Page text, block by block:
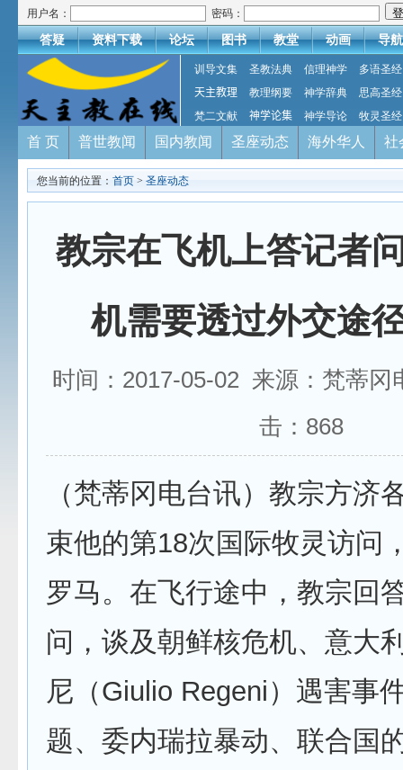
用户名： 密码：
答疑 资料下载 论坛 图书 教堂 动画 导航
训导文集 圣教法典 信理神学
多语圣经
天主教理
教理纲要 神学辞典
思高圣经
梵二文献
神学论集 神学导论 牧灵圣经
首 页 普世教闻 国内教闻 圣座动态 海外华人 社
您当前的位置： 首页 > 圣座动态
教宗在飞机上答记者
机需要透过外交途
时间：2017-05-02 来源：梵蒂
击： 868
（梵蒂冈电台讯）教宗方济
束他的第18次国际牧灵访问
罗马。在飞行途中，教宗回
问，谈及朝鲜核危机、意大
尼（Giulio Regeni）遇害事
题、委内瑞拉暴动、联合国